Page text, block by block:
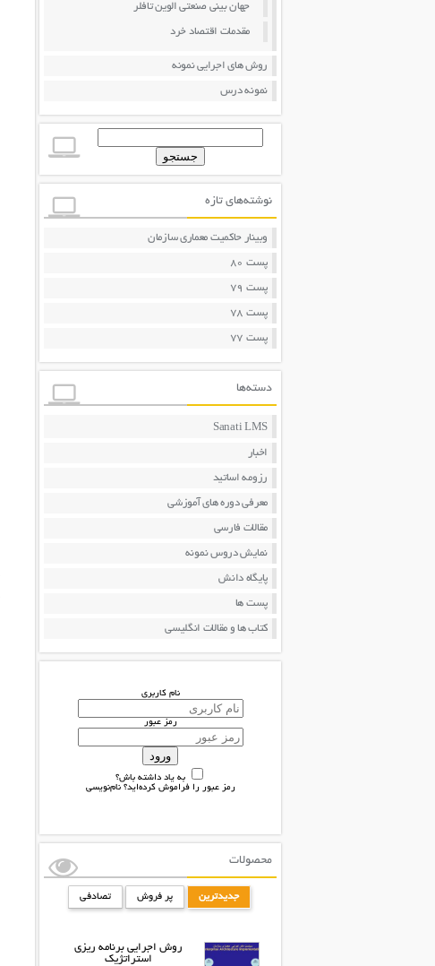
جهان بینی صنعتی الوین تافلر
مقدمات اقتصاد خرد
روش های اجرایی نمونه
نمونه درس
جستجو
نوشته‌های تازه
وبینار حاکمیت معماری سازمان
پست 80
پست 79
پست 78
پست 77
دسته‌ها
Sanati LMS
اخبار
رزومه اساتید
معرفی دوره های آموزشی
مقالات فارسی
نمایش دروس نمونه
پایگاه دانش
پست ها
کتاب ها و مقالات انگلیسی
نام کاربری
رمز عبور
به یاد داشته باش؟
رمز عبور را فراموش کرده‌اید؟ نام‌نویسی
محصولات
جدیدترین پر فروش تصادفی
روش اجرایی برنامه ریزی
استراتژیک